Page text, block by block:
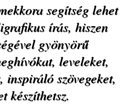
segítség lehet
írás, hiszen
gyönyörű
leveleket,
szövegeket,
készíthetsz.